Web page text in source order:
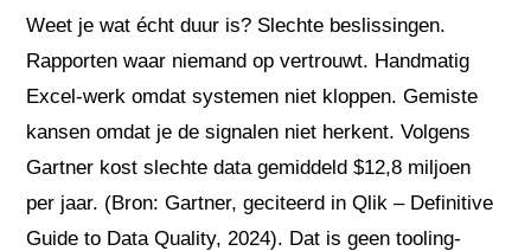
Weet je wat écht duur is? Slechte beslissingen.
Rapporten waar niemand op vertrouwt. Handmatig
Excel-werk omdat systemen niet kloppen. Gemiste
kansen omdat je de signalen niet herkent. Volgens
Gartner kost slechte data gemiddeld $12,8 miljoen
per jaar. (Bron: Gartner, geciteerd in Qlik – Definitive
Guide to Data Quality, 2024). Dat is geen tooling-